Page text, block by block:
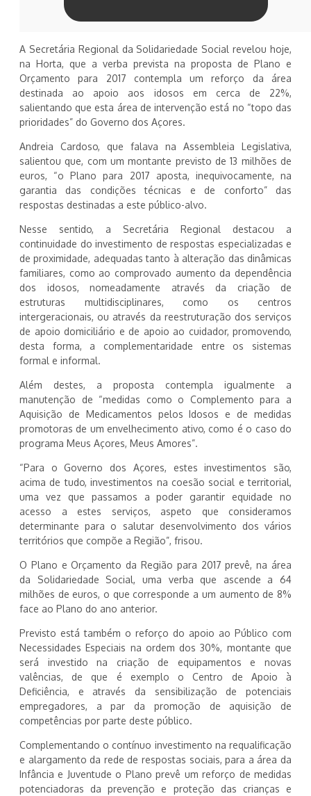
A Secretária Regional da Solidariedade Social revelou hoje,
na Horta, que a verba prevista na proposta de Plano e
Orçamento para 2017 contempla um reforço da área
destinada ao apoio aos idosos em cerca de 22%,
salientando que esta área de intervenção está no “topo das
prioridades” do Governo dos Açores.
Andreia Cardoso, que falava na Assembleia Legislativa,
salientou que, com um montante previsto de 13 milhões de
euros, “o Plano para 2017 aposta, inequivocamente, na
garantia das condições técnicas e de conforto” das
respostas destinadas a este público-alvo.
Nesse sentido, a Secretária Regional destacou a
continuidade do investimento de respostas especializadas e
de proximidade, adequadas tanto à alteração das dinâmicas
familiares, como ao comprovado aumento da dependência
dos idosos, nomeadamente através da criação de
estruturas multidisciplinares, como os centros
intergeracionais, ou através da reestruturação dos serviços
de apoio domiciliário e de apoio ao cuidador, promovendo,
desta forma, a complementaridade entre os sistemas
formal e informal.
Além destes, a proposta contempla igualmente a
manutenção de “medidas como o Complemento para a
Aquisição de Medicamentos pelos Idosos e de medidas
promotoras de um envelhecimento ativo, como é o caso do
programa Meus Açores, Meus Amores”.
“Para o Governo dos Açores, estes investimentos são,
acima de tudo, investimentos na coesão social e territorial,
uma vez que passamos a poder garantir equidade no
acesso a estes serviços, aspeto que consideramos
determinante para o salutar desenvolvimento dos vários
territórios que compõe a Região”, frisou.
O Plano e Orçamento da Região para 2017 prevê, na área
da Solidariedade Social, uma verba que ascende a 64
milhões de euros, o que corresponde a um aumento de 8%
face ao Plano do ano anterior.
Previsto está também o reforço do apoio ao Público com
Necessidades Especiais na ordem dos 30%, montante que
será investido na criação de equipamentos e novas
valências, de que é exemplo o Centro de Apoio à
Deficiência, e através da sensibilização de potenciais
empregadores, a par da promoção de aquisição de
competências por parte deste público.
Complementando o contínuo investimento na requalificação
e alargamento da rede de respostas sociais, para a área da
Infância e Juventude o Plano prevê um reforço de medidas
potenciadoras da prevenção e proteção das crianças e